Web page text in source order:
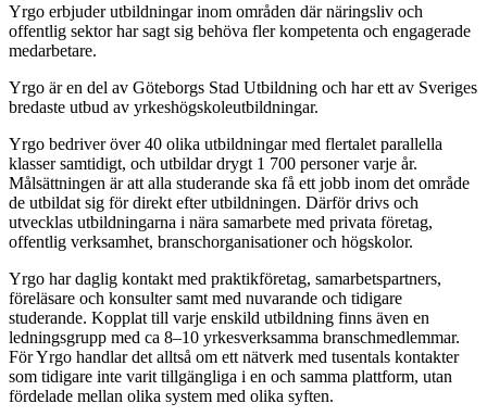
Yrgo erbjuder utbildningar inom områden där näringsliv och
offentlig sektor har sagt sig behöva fler kompetenta och engagerade
medarbetare.
Yrgo är en del av Göteborgs Stad Utbildning och har ett av Sveriges
bredaste utbud av yrkeshögskoleutbildningar.
Yrgo bedriver över 40 olika utbildningar med flertalet parallella
klasser samtidigt, och utbildar drygt 1 700 personer varje år.
Målsättningen är att alla studerande ska få ett jobb inom det område
de utbildat sig för direkt efter utbildningen. Därför drivs och
utvecklas utbildningarna i nära samarbete med privata företag,
offentlig verksamhet, branschorganisationer och högskolor.
Yrgo har daglig kontakt med praktikföretag, samarbetspartners,
föreläsare och konsulter samt med nuvarande och tidigare
studerande. Kopplat till varje enskild utbildning finns även en
ledningsgrupp med ca 8–10 yrkesverksamma branschmedlemmar.
För Yrgo handlar det alltså om ett nätverk med tusentals kontakter
som tidigare inte varit tillgängliga i en och samma plattform, utan
fördelade mellan olika system med olika syften.